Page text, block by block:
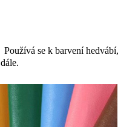
se k barvení hedvábí,